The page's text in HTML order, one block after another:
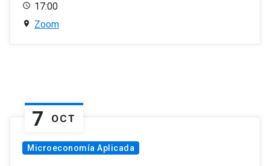
17:00
Zoom
7 OCT
Microeconomía Aplicada